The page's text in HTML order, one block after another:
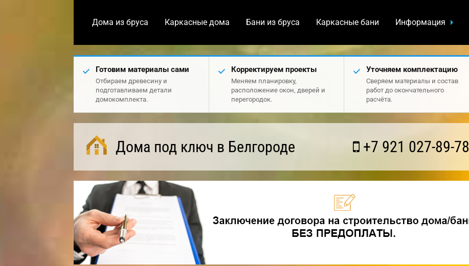
Дома из бруса Каркасные дома Бани из бруса Каркасные бани Информация
Готовим материалы сами
Отбираем древесину и
подготавливаем детали
домокомплекта.
Корректируем проекты
Меняем планировку,
расположение окон, дверей и
перегородок.
Уточняем комплектацию
Сверяем материалы и состав
работ до окончательного
расчёта.
Дома под ключ в Белгороде +7 921 027-89-78